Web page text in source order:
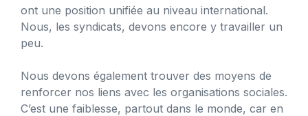
ont une position unifiée au niveau international.
Nous, les syndicats, devons encore y travailler un
peu.
Nous devons également trouver des moyens de
renforcer nos liens avec les organisations sociales.
C’est une faiblesse, partout dans le monde, car en